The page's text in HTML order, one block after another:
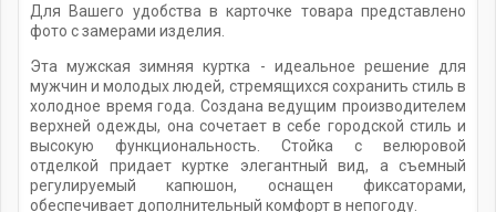
Для Вашего удобства в карточке товара представлено
фото с замерами изделия.
Эта мужская зимняя куртка - идеальное решение для
мужчин и молодых людей, стремящихся сохранить стиль в
холодное время года. Создана ведущим производителем
верхней одежды, она сочетает в себе городской стиль и
высокую функциональность. Стойка с велюровой
отделкой придает куртке элегантный вид, а съемный
регулируемый капюшон, оснащен фиксаторами,
обеспечивает дополнительный комфорт в непогоду.